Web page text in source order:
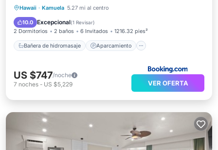
Hawaii · Kamuela 5.27 mi al centro
10.0 Excepcional(1 Revisar)
2 Dormitorios 2 baños 6 Invitados 1216.32 pies²
Bañera de hidromasaje Aparcamiento
Bañera de hidromasaje
Spa
Vistas
US $747/noche
7 noches - US $5,229 VER OFERTA